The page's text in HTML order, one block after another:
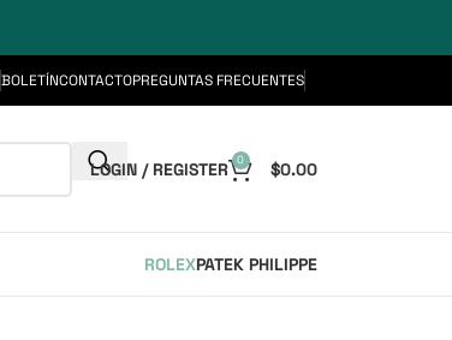
BOLETÍNCONTACTOPREGUNTAS FRECUENTES
LOGIN / REGISTER 0 $0.00
ROLEXPATEK PHILIPPE